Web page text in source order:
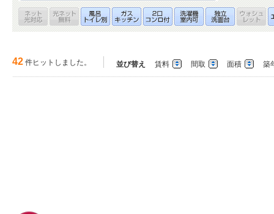
42 件ヒットしました。 並び替え 賃料 間取 面積 築